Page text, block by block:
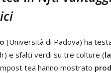
(Università di Padova) ha
e sfalci verdi su tre colture (
tea hanno mostrato